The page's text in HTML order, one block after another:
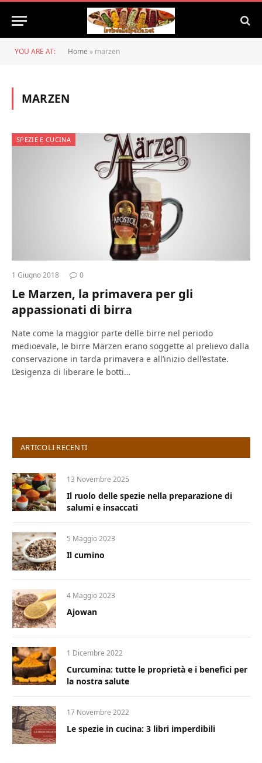
YOU ARE AT: Home » marzen
MARZEN
SPEZIE E CUCINA
1 Giugno 2018 0
Le Marzen, la primavera per gli
appassionati di birra
Nate come la maggior parte delle birre nel periodo
medioevale, le birre Märzen erano soggette al prelievo dalla
conservazione in tarda primavera e all’inizio dell’estate.
L’esigenza di liberare le botti…
ARTICOLI RECENTI
13 Novembre 2025
Il ruolo delle spezie nella preparazione di
salumi e insaccati
5 Maggio 2023
Il cumino
4 Maggio 2023
Ajowan
1 Dicembre 2022
Curcumina: tutte le proprietà e i benefici per
la nostra salute
17 Novembre 2022
Le spezie in cucina: 3 libri imperdibili